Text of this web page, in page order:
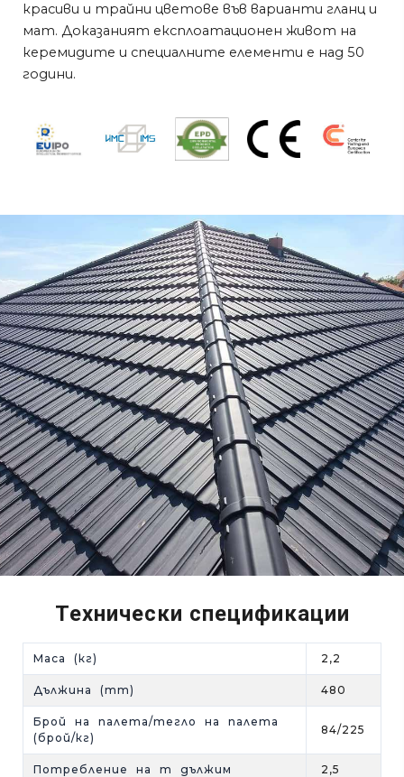
красиви и трайни цветове във варианти гланц и
мат. Доказаният експлоатационен живот на
керемидите и специалните елементи е над 50
години.
Технически спецификации
Mаса (кг) 2,2
Дължина (mm) 480
Брой на палета/тегло на палета
(брой/кг)
84/225
Потребление на m дължим 2,5